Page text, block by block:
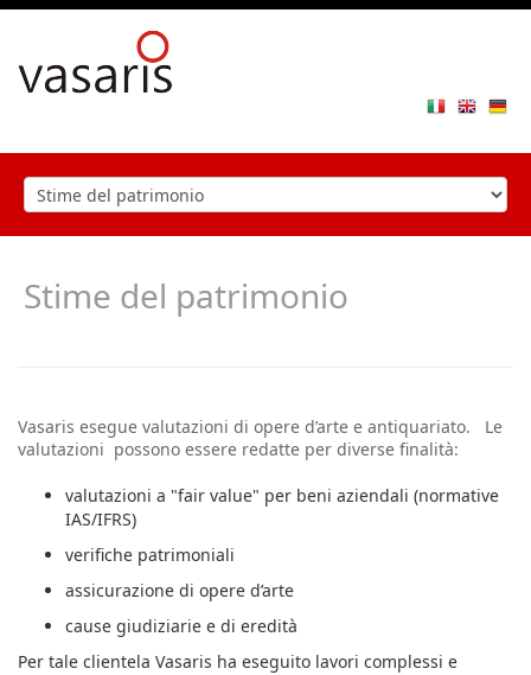
Stime del patrimonio
Vasaris esegue valutazioni di opere d’arte e antiquariato. Le
valutazioni possono essere redatte per diverse finalità:
valutazioni a "fair value" per beni aziendali (normative
IAS/IFRS)
verifiche patrimoniali
assicurazione di opere d’arte
cause giudiziarie e di eredità
Per tale clientela Vasaris ha eseguito lavori complessi e